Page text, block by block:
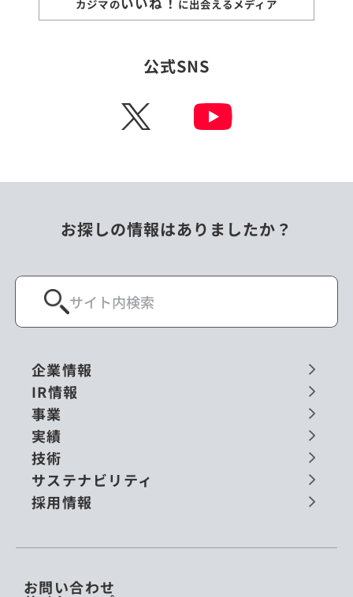
カジマの に出会えるメディア
公式SNS
X
お探しの情報はありましたか？
企業情報
IR情報
事業
実績
技術
サステナビリティ
採用情報
お問い合わせ